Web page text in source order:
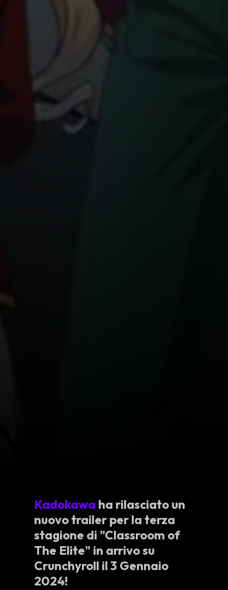
Kadokawa ha rilasciato un
nuovo trailer per la terza
stagione di "Classroom of
The Elite" in arrivo su
Crunchyroll il 3 Gennaio
2024!